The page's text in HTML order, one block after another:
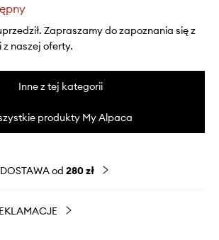
Zapraszamy do zapoznania się z
naszej oferty.
Inne z tej kategorii
produkty My Alpaca
od 280 zł